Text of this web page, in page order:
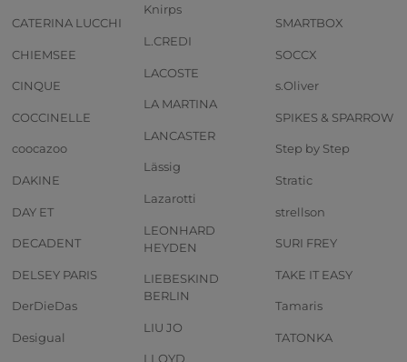
CATERINA LUCCHI
CHIEMSEE
CINQUE
COCCINELLE
coocazoo
DAKINE
DAY ET
DECADENT
DELSEY PARIS
DerDieDas
Desigual
Knirps
L.CREDI
LACOSTE
LA MARTINA
LANCASTER
Lässig
Lazarotti
LEONHARD
HEYDEN
LIEBESKIND
BERLIN
LIU JO
LLOYD
SMARTBOX
SOCCX
s.Oliver
SPIKES & SPARROW
Step by Step
Stratic
strellson
SURI FREY
TAKE IT EASY
Tamaris
TATONKA